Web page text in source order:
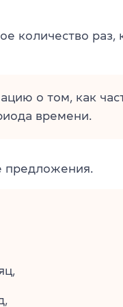
количество раз,
о том, как
времени.
предложения.